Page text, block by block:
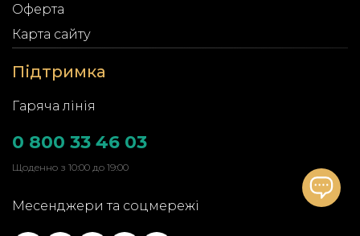
Оферта
Карта сайту
Підтримка
Гаряча лінія
0 800 33 46 03
Щоденно з 10:00 до 19:00
Месенджери та соцмережі